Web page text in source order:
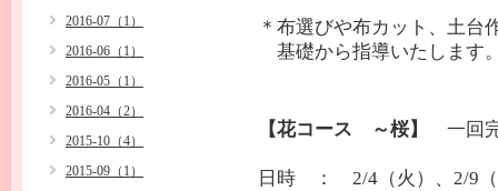
＊布選びや布カット、土台
基礎から指導いたします
【花コース ～桜】 一回
日時 ： 2/4（火）、2/9
2016-07（1）
2016-06（1）
2016-05（1）
2016-04（2）
2015-10（4）
2015-09（1）